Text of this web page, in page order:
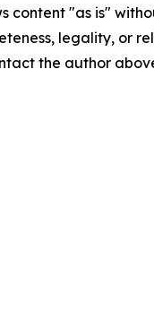
content "as is"
legality, or
the author